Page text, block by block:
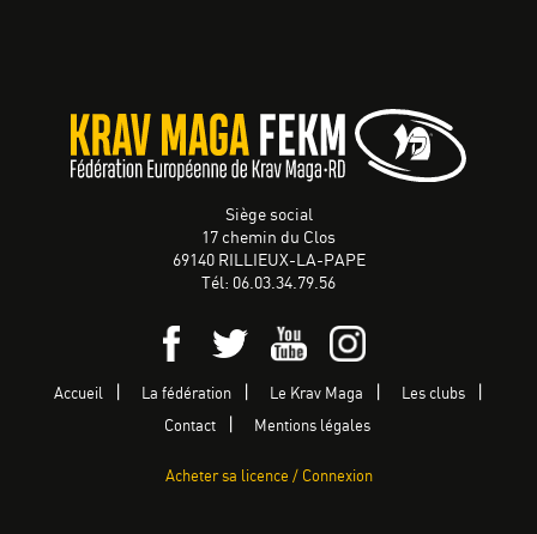
Siège social
17 chemin du Clos
69140 RILLIEUX-LA-PAPE
Tél: 06.03.34.79.56
Accueil La fédération Le Krav Maga Les clubs
Contact Mentions légales
Acheter sa licence / Connexion